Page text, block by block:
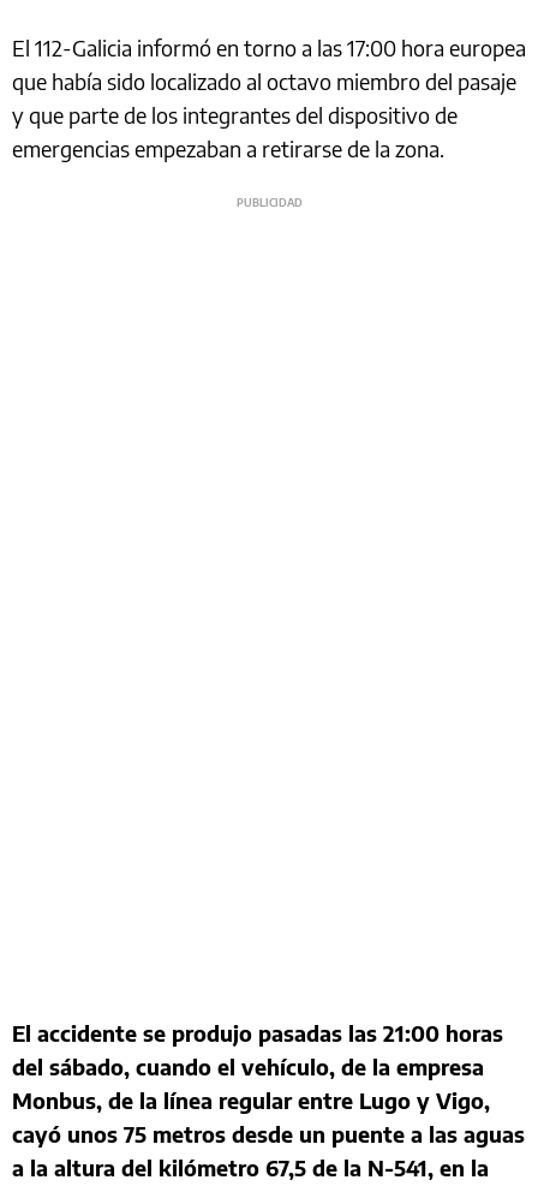
El 112-Galicia informó en torno a las 17:00 hora europea
que había sido localizado al octavo miembro del pasaje
y que parte de los integrantes del dispositivo de
emergencias empezaban a retirarse de la zona.
El accidente se produjo pasadas las 21:00 horas
del sábado, cuando el vehículo, de la empresa
Monbus, de la línea regular entre Lugo y Vigo,
cayó unos 75 metros desde un puente a las aguas
a la altura del kilómetro 67,5 de la N-541, en la